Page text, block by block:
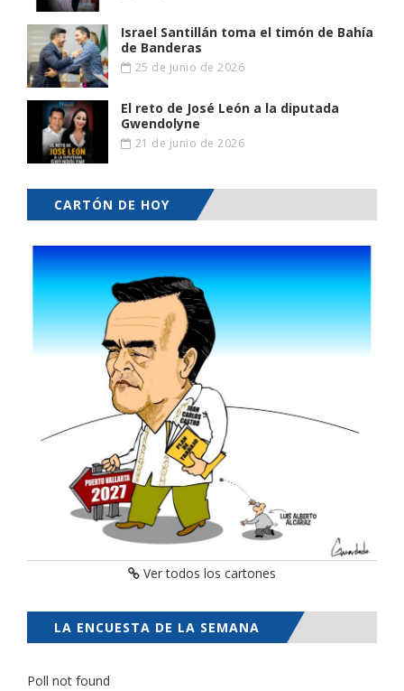
Israel Santillán toma el timón de Bahía
de Banderas
25 de junio de 2026
El reto de José León a la diputada
Gwendolyne
21 de junio de 2026
CARTÓN DE HOY
Ver todos los cartones
LA ENCUESTA DE LA SEMANA
Poll not found